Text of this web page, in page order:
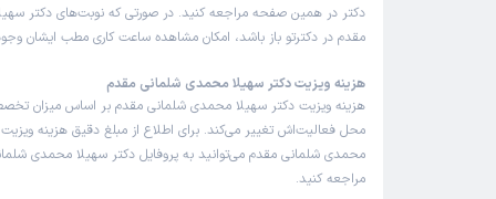
دکتر در همین صفحه مراجعه کنید. در صورتی که نوبت‌های دکتر
مقدم در دکترتو باز باشد، امکان مشاهده ساعت کاری مطب ایشان
هزینه ویزیت دکتر سهیلا محمدی شلمانی مقدم
هزینه ویزیت دکتر سهیلا محمدی شلمانی مقدم بر اساس میزان
محل فعالیت‌اش تغییر می‌کند. برای اطلاع از مبلغ دقیق هزینه
محمدی شلمانی مقدم می‌توانید به پروفایل دکتر سهیلا محمدی
مراجعه کنید.